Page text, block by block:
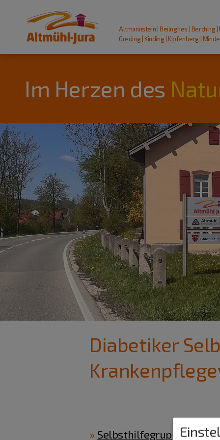
Altmannstein | Beilngries | Berching
Greding | Kinding | Kipfenberg |
Im Herzen des
Diabetiker
Selbsthilfegruppe